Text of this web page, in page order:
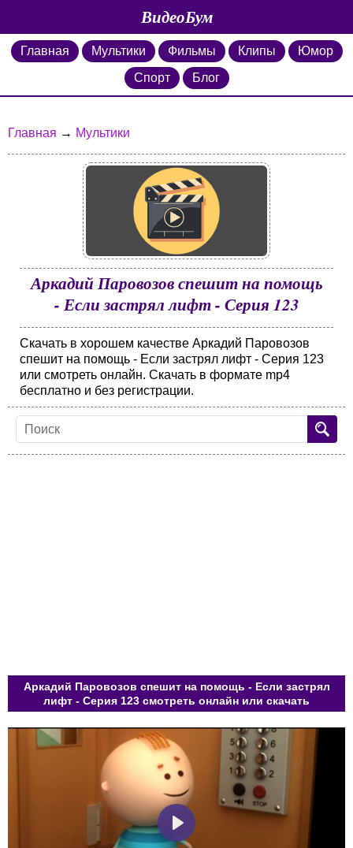
ВидеоБум
Главная Мультики Фильмы Клипы
Юмор
Спорт
Блог
Главная → Мультики
Аркадий Паровозов спешит на помощь
- Если застрял лифт - Серия 123
Скачать в хорошем качестве Аркадий Паровозов
спешит на помощь - Если застрял лифт - Серия 123
или смотреть онлайн. Скачать в формате mp4
бесплатно и без регистрации.
Аркадий Паровозов спешит на помощь - Если застрял
лифт - Серия 123 смотреть онлайн или скачать
Play